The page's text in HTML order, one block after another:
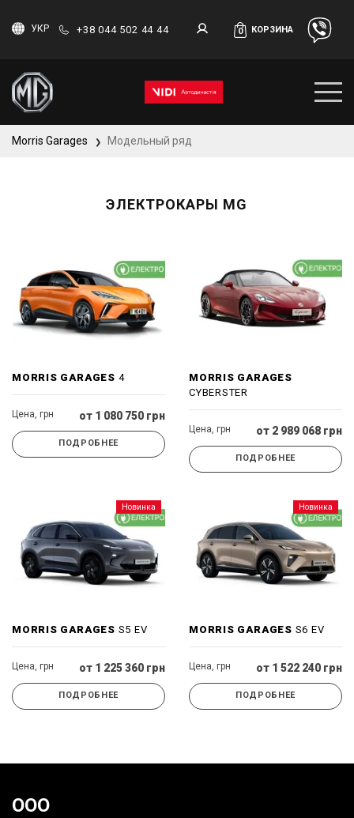
УКР +38 044 502 44 44 0 КОРЗИНА
Morris Garages ❯ Модельный ряд
ЭЛЕКТРОКАРЫ MG
MORRIS GARAGES 4
Цена, грн от 1 080 750 грн
ПОДРОБНЕЕ
MORRIS GARAGES
CYBERSTER
Цена, грн от 2 989 068 грн
ПОДРОБНЕЕ
Новинка
MORRIS GARAGES S5 EV
Цена, грн от 1 225 360 грн
ПОДРОБНЕЕ
Новинка
MORRIS GARAGES S6 EV
Цена, грн от 1 522 240 грн
ПОДРОБНЕЕ
ООО